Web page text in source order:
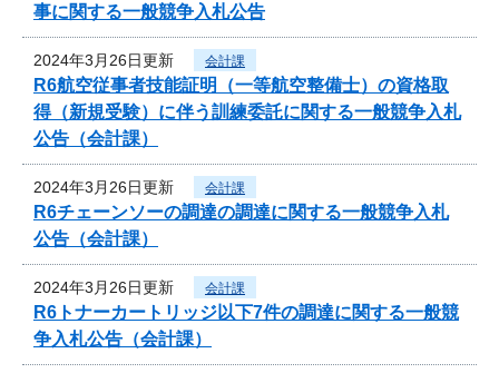
事に関する一般競争入札公告
2024年3月26日更新 会計課
R6航空従事者技能証明（一等航空整備士）の資格取
得（新規受験）に伴う訓練委託に関する一般競争入札
公告（会計課）
2024年3月26日更新 会計課
R6チェーンソーの調達の調達に関する一般競争入札
公告（会計課）
2024年3月26日更新 会計課
R6トナーカートリッジ以下7件の調達に関する一般競
争入札公告（会計課）